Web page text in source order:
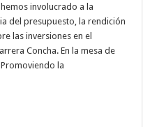
involucrado a la
del presupuesto, la rendición
las inversiones en el
Concha. En la mesa de
la